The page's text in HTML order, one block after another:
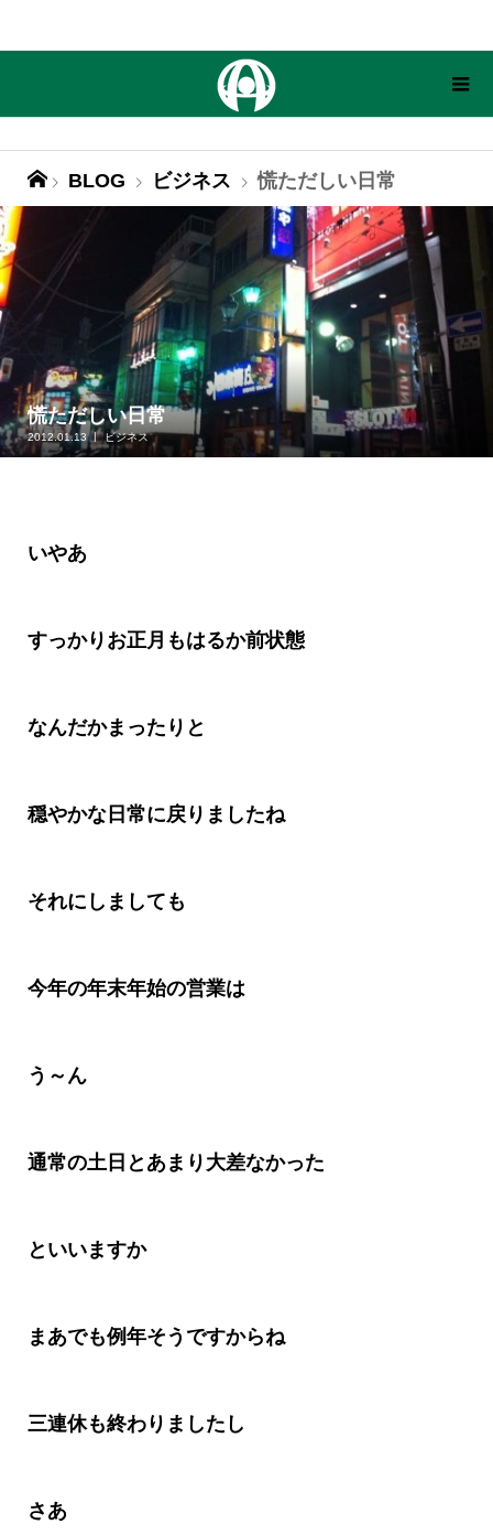
BLOG ビジネス 慌ただしい日常
慌ただしい日常
2012.01.13 ビジネス
いやあ
すっかりお正月もはるか前状態
なんだかまったりと
穏やかな日常に戻りましたね
それにしましても
今年の年末年始の営業は
う～ ん
通常の土日とあまり大差なかった
といいますか
まあでも例年そうですからね
三連休も終わりましたし
さあ